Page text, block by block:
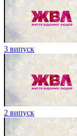
3 випуск
2 випуск